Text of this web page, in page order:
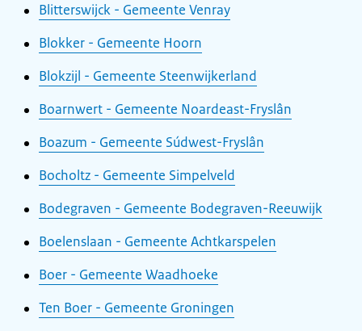
Blitterswijck - Gemeente Venray
Blokker - Gemeente Hoorn
Blokzijl - Gemeente Steenwijkerland
Boarnwert - Gemeente Noardeast-Fryslân
Boazum - Gemeente Súdwest-Fryslân
Bocholtz - Gemeente Simpelveld
Bodegraven - Gemeente Bodegraven-Reeuwijk
Boelenslaan - Gemeente Achtkarspelen
Boer - Gemeente Waadhoeke
Ten Boer - Gemeente Groningen